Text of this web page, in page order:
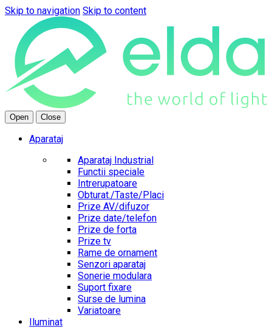
Skip to navigation Skip to content
Open Close
Aparataj
Aparataj Industrial
Functii speciale
Intrerupatoare
Obturat./Taste/Placi
Prize AV/difuzor
Prize date/telefon
Prize de forta
Prize tv
Rame de ornament
Senzori aparataj
Sonerie modulara
Suport fixare
Surse de lumina
Variatoare
Iluminat